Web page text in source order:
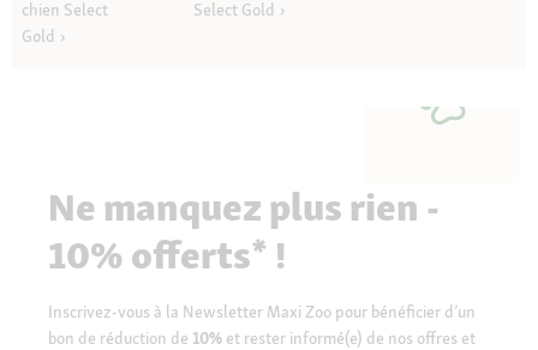
chien Select
Gold
Select Gold
Ne manquez plus rien -
10% offerts* !
Inscrivez-vous à la Newsletter Maxi Zoo pour bénéficier d’un
bon de réduction de 10% et rester informé(e) de nos offres et